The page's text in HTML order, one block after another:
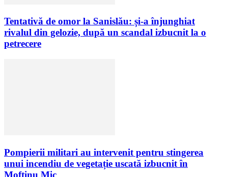
Tentativă de omor la Sanislău: și-a înjunghiat
rivalul din gelozie, după un scandal izbucnit la o
petrecere
Pompierii militari au intervenit pentru stingerea
unui incendiu de vegetație uscată izbucnit în
Moftinu Mic